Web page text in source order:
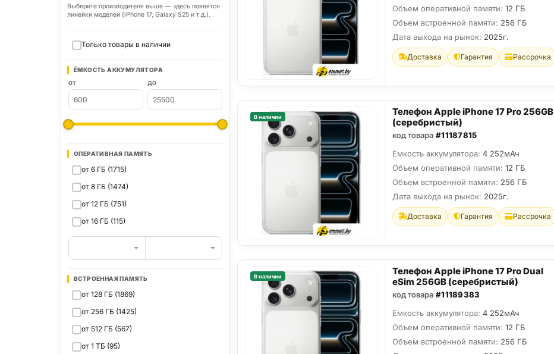
Выберите производителя выше — здесь появятся
линейки моделей (iPhone 17, Galaxy S25 и т.д.).
Только товары в наличии
ЁМКОСТЬ АККУМУЛЯТОРА
ОТ ДО
ОПЕРАТИВНАЯ ПАМЯТЬ
от 6 ГБ (1715)
от 8 ГБ (1474)
от 12 ГБ (751)
от 16 ГБ (115)
ВСТРОЕННАЯ ПАМЯТЬ
от 128 ГБ (1869)
от 256 ГБ (1425)
от 512 ГБ (567)
от 1 ТБ (95)
Объем оперативной памяти: 12 ГБ
Объем встроенной памяти: 256 ГБ
Дата выхода на рынок: 2025г.
Доставка Гарантия Рассрочка
В наличии
Телефон Apple iPhone 17 Pro 256GB
(серебристый)
код товара #11187815
Емкость аккумулятора: 4 252мАч
Объем оперативной памяти: 12 ГБ
Объем встроенной памяти: 256 ГБ
Дата выхода на рынок: 2025г.
Доставка Гарантия Рассрочка
В наличии
Телефон Apple iPhone 17 Pro Dual
eSim 256GB (серебристый)
код товара #11189383
Емкость аккумулятора: 4 252мАч
Объем оперативной памяти: 12 ГБ
Объем встроенной памяти: 256 ГБ